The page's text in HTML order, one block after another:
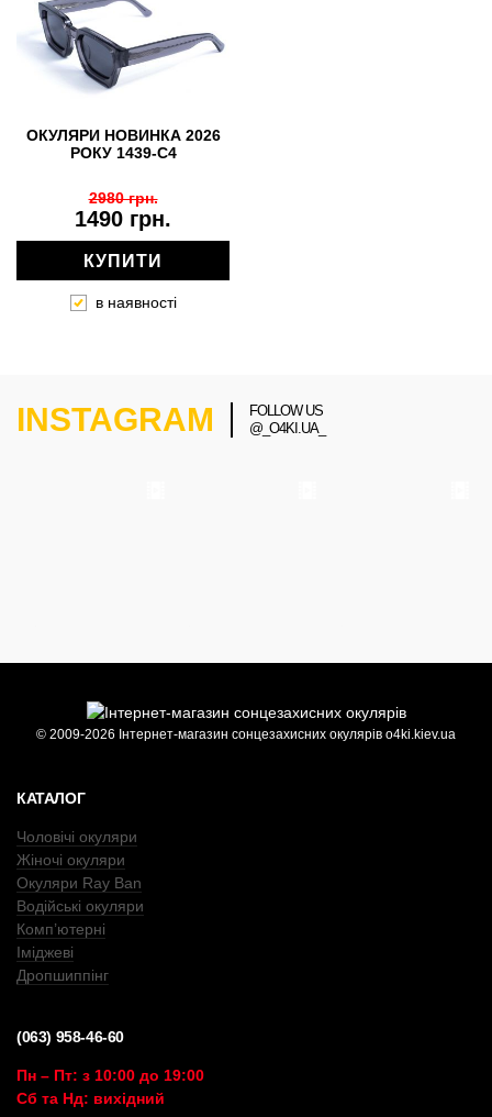
ОКУЛЯРИ НОВИНКА 2026
РОКУ 1439-C4
1490 грн.
2980 грн.
КУПИТИ
в наявності
INSTAGRAM
FOLLOW US
@_O4KI.UA_
© 2009-2026 Інтернет-магазин сонцезахисних окулярів o4ki.kiev.ua
КАТАЛОГ
Чоловічі окуляри
Жіночі окуляри
Окуляри Ray Ban
Водійські окуляри
Комп’ютерні
Іміджеві
Дропшиппінг
(063) 958-46-60
Пн – Пт: з 10:00 до 19:00
Сб та Нд: вихідний